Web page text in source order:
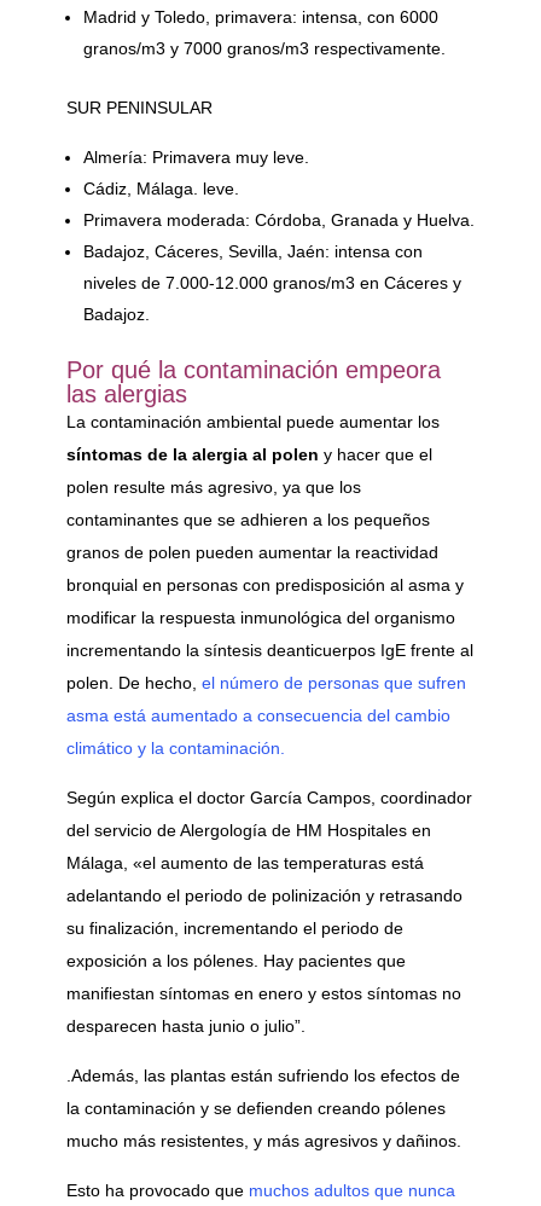
Madrid y Toledo, primavera: intensa, con 6000
granos/m3 y 7000 granos/m3 respectivamente.
SUR PENINSULAR
Almería: Primavera muy leve.
Cádiz, Málaga. leve.
Primavera moderada: Córdoba, Granada y Huelva.
Badajoz, Cáceres, Sevilla, Jaén: intensa con
niveles de 7.000-12.000 granos/m3 en Cáceres y
Badajoz.
Por qué la contaminación empeora
las alergias
La contaminación ambiental puede aumentar los
síntomas de la alergia al polen y hacer que el
polen resulte más agresivo, ya que los
contaminantes que se adhieren a los pequeños
granos de polen pueden aumentar la reactividad
bronquial en personas con predisposición al asma y
modificar la respuesta inmunológica del organismo
incrementando la síntesis deanticuerpos IgE frente al
polen. De hecho, el número de personas que sufren
asma está aumentado a consecuencia del cambio
climático y la contaminación.
Según explica el doctor García Campos, coordinador
del servicio de Alergología de HM Hospitales en
Málaga, «el aumento de las temperaturas está
adelantando el periodo de polinización y retrasando
su finalización, incrementando el periodo de
exposición a los pólenes. Hay pacientes que
manifiestan síntomas en enero y estos síntomas no
desparecen hasta junio o julio”.
.Además, las plantas están sufriendo los efectos de
la contaminación y se defienden creando pólenes
mucho más resistentes, y más agresivos y dañinos.
Esto ha provocado que muchos adultos que nunca